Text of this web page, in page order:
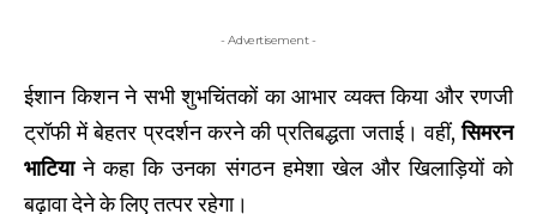
- Advertisement -
ईशान किशन ने सभी शुभचिंतकों का आभार व्यक्त किया और रणजी
ट्रॉफी में बेहतर प्रदर्शन करने की प्रतिबद्धता जताई। वहीं,सिमरन
भाटियाने कहा कि उनका संगठन हमेशा खेल और खिलाड़ियों को
बढ़ावा देने के लिए तत्पर रहेगा।